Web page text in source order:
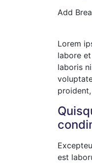
Add
Lorem
labore
laboris
est